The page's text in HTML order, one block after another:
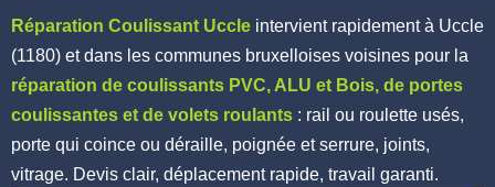
Réparation Coulissant Uccle intervient rapidement à Uccle
(1180) et dans les communes bruxelloises voisines pour la
réparation de coulissants PVC, ALU et Bois, de portes
coulissantes et de volets roulants : rail ou roulette usés,
porte qui coince ou déraille, poignée et serrure, joints,
vitrage. Devis clair, déplacement rapide, travail garanti.